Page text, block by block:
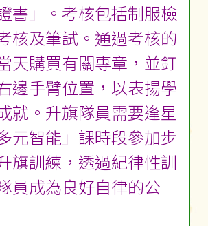
書」。考核包括制服檢
核及筆試。通過考核的
天購買有關專章，並釘
邊手臂位置，以表揚學
就。升旗隊員需要逢星
元智能」課時段參加步
旗訓練，透過紀律性訓
員成為良好自律的公